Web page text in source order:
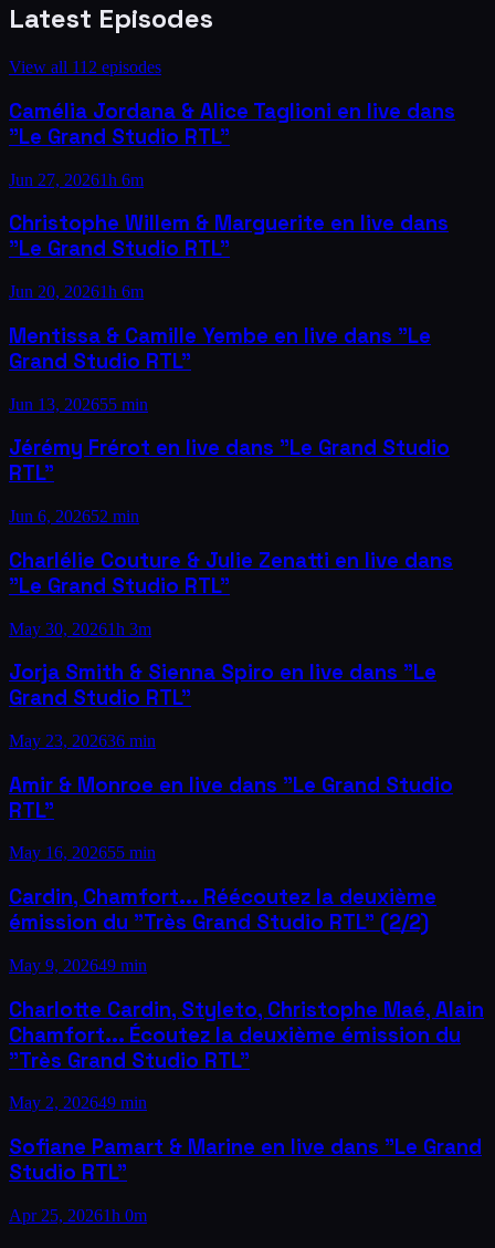
Latest Episodes
View all 112 episodes
Camélia Jordana & Alice Taglioni en live dans
"Le Grand Studio RTL"
Jun 27, 20261h 6m
Christophe Willem & Marguerite en live dans
"Le Grand Studio RTL"
Jun 20, 20261h 6m
Mentissa & Camille Yembe en live dans "Le
Grand Studio RTL"
Jun 13, 202655 min
Jérémy Frérot en live dans "Le Grand Studio
RTL"
Jun 6, 202652 min
Charlélie Couture & Julie Zenatti en live dans
"Le Grand Studio RTL"
May 30, 20261h 3m
Jorja Smith & Sienna Spiro en live dans "Le
Grand Studio RTL"
May 23, 202636 min
Amir & Monroe en live dans "Le Grand Studio
RTL"
May 16, 202655 min
Cardin, Chamfort... Réécoutez la deuxième
émission du "Très Grand Studio RTL" (2/2)
May 9, 202649 min
Charlotte Cardin, Styleto, Christophe Maé, Alain
Chamfort... Écoutez la deuxième émission du
"Très Grand Studio RTL"
May 2, 202649 min
Sofiane Pamart & Marine en live dans "Le Grand
Studio RTL"
Apr 25, 20261h 0m